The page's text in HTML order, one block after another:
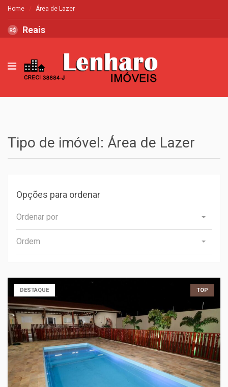
Home Área de Lazer
R$ Reais
Tipo de imóvel: Área de Lazer
Opções para ordenar
Ordenar por
Ordem
DESTAQUE TOP